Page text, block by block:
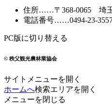
住所……〒368-0065 埼
電話番号……0494-23-
PC版に切り替える
© 秩父観光農林業協会
サイトメニューを開く
ホームへ検索エリアを開く
メニューを閉じる